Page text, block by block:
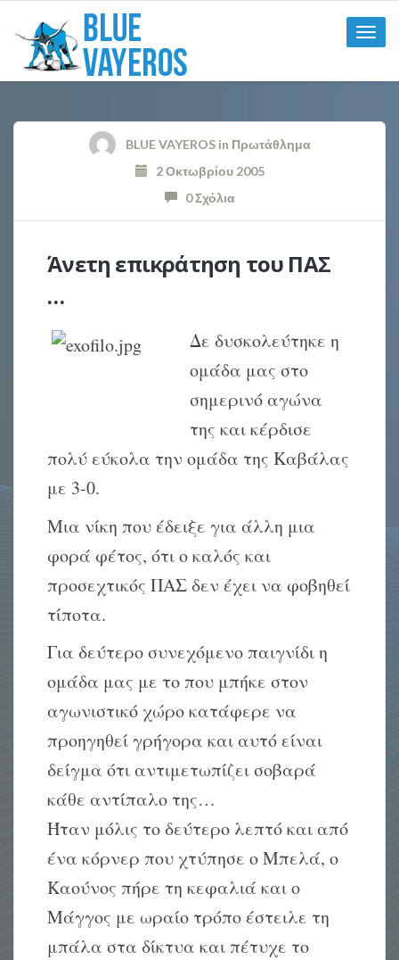
Toggle
BLUE VAYEROSin Πρωτάθλημα
2 Οκτωβρίου 2005
0 Σχόλια
Άνετη επικράτηση του ΠΑΣ
…
Δε δυσκολεύτηκε η
ομάδα μας στο
σημερινό αγώνα
της και κέρδισε
πολύ εύκολα την ομάδα της Καβάλας
με 3-0.
Μια νίκη που έδειξε για άλλη μια
φορά φέτος, ότι ο καλός και
προσεχτικός ΠΑΣ δεν έχει να φοβηθεί
τίποτα.
Για δεύτερο συνεχόμενο παιγνίδι η
ομάδα μας με το που μπήκε στον
αγωνιστικό χώρο κατάφερε να
προηγηθεί γρήγορα και αυτό είναι
δείγμα ότι αντιμετωπίζει σοβαρά
κάθε αντίπαλο της…
Ήταν μόλις το δεύτερο λεπτό και από
ένα κόρνερ που χτύπησε ο Μπελά, ο
Καούνος πήρε τη κεφαλιά και ο
Μάγγος με ωραίο τρόπο έστειλε τη
μπάλα στα δίκτυα και πέτυχε το